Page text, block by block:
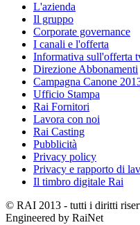
L'azienda
Il gruppo
Corporate governance
I canali e l'offerta
Informativa sull'offerta
Direzione Abbonamenti
Campagna Canone
Ufficio Stampa
Rai Fornitori
Lavora con noi
Rai Casting
Pubblicità
Privacy policy
Privacy e rapporto di
Il timbro digitale Rai
© RAI 2013 - tutti i diritti
Engineered by RaiNet